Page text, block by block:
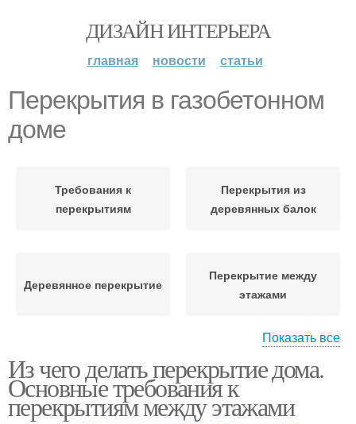
ДИЗАЙН ИНТЕРЬЕРА
главная новости статьи
Перекрытия в газобетонном
доме
Требования к
перекрытиям
Перекрытия из
деревянных балок
Деревянное перекрытие
Перекрытие между
этажами
перекрытия
этажами
Показать все
Из чего делать перекрытие дома.
Основные требования к
перекрытиям между этажами